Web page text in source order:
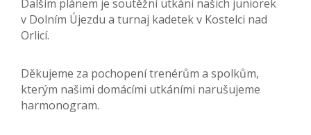
Dalším plánem je soutěžní utkání našich juniorek
v Dolním Újezdu a turnaj kadetek v Kostelci nad
Orlicí.
Děkujeme za pochopení trenérům a spolkům,
kterým našimi domácími utkáními narušujeme
harmonogram.